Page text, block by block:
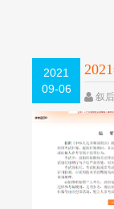
2021
09-06
叙